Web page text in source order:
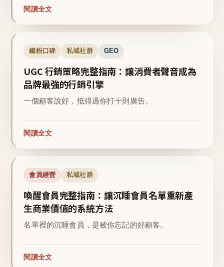
閱讀全文
鐵粉口碑 私域社群 GEO
UGC 行銷策略完整指南：讓消費者聲音成為
品牌最強的行銷引擎
一個顧客說好，抵得過你打十則廣告。
閱讀全文
會員經營 私域社群
喚醒會員完整指南：讓沉睡會員名單重新產
生商業價值的系統方法
名單裡的沉睡會員，是被你忘記的好顧客。
閱讀全文